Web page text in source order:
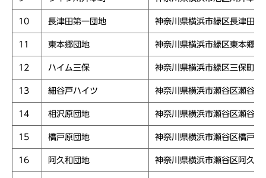
10 長津田第一団地 神奈川県横浜市緑区長津田み
11 東本郷団地 神奈川県横浜市緑区東本郷４
12 ハイム三保 神奈川県横浜市緑区三保町２
13 細谷戸ハイツ 神奈川県横浜市瀬谷区瀬谷町
14 相沢原団地 神奈川県横浜市瀬谷区瀬谷２
15 橋戸原団地 神奈川県横浜市瀬谷区橋戸２
16 阿久和団地 神奈川県横浜市瀬谷区阿久和